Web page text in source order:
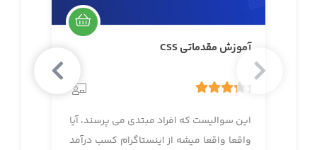
آموزش مقدماتی CSS
رای
این سوالیست که افراد مبتدی می پرسند، آیا
واقعا واقعا میشه از اینستاگرام کسب درآمد